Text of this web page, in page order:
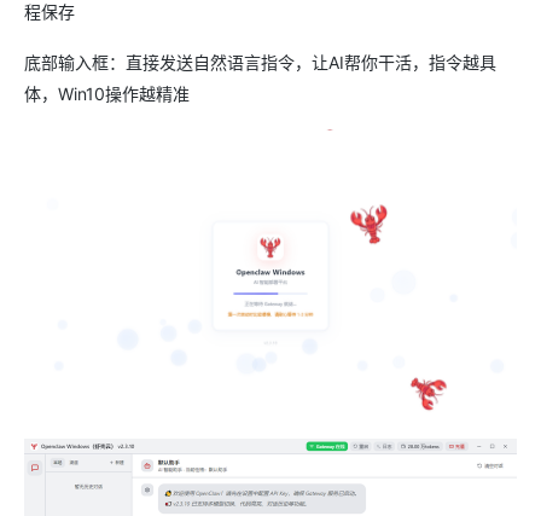
程保存
底部输入框：直接发送自然语言指令，让AI帮你干活，指令越具
体，Win10操作越精准